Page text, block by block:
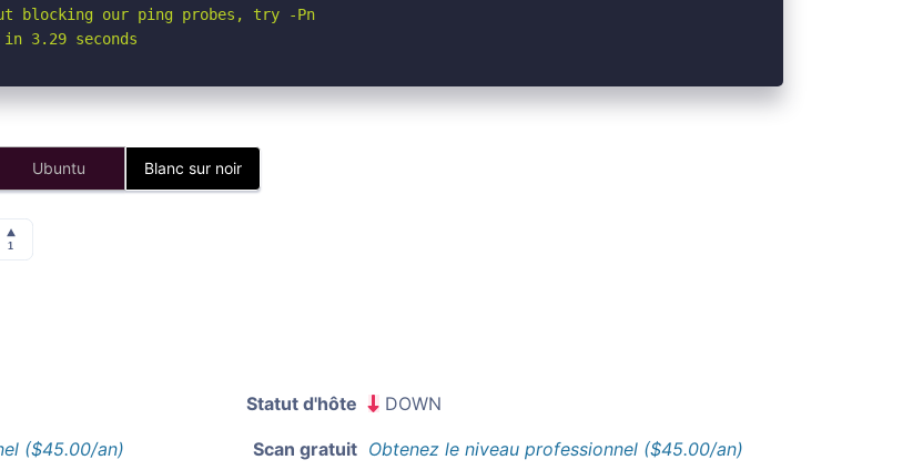
blocking our ping probes, try -Pn
3.29 seconds
Ubuntu Blanc sur noir
Statut d'hôte DOWN
($45.00/an) Scan gratuit Obtenez le niveau professionnel ($45.00/an)